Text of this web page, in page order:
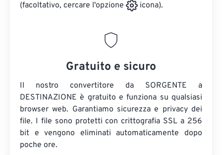
(facoltativo, cercare l'opzione
icona).
Gratuito e sicuro
Il nostro convertitore da SORGENTE a
DESTINAZIONE è gratuito e funziona su qualsiasi
browser web. Garantiamo sicurezza e privacy dei
file. I file sono protetti con crittografia SSL a 256
bit e vengono eliminati automaticamente dopo
poche ore.